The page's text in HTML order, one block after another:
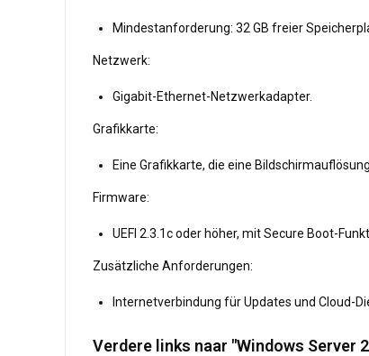
Mindestanforderung: 32 GB freier
Netzwerk:
Gigabit-Ethernet-Netzwerkadapter.
Grafikkarte:
Eine Grafikkarte, die eine
Firmware:
UEFI 2.3.1c oder höher, mit Secure Boot-
Zusätzliche Anforderungen:
Internetverbindung für Updates und Cloud-
Verdere links naar "Windows Server